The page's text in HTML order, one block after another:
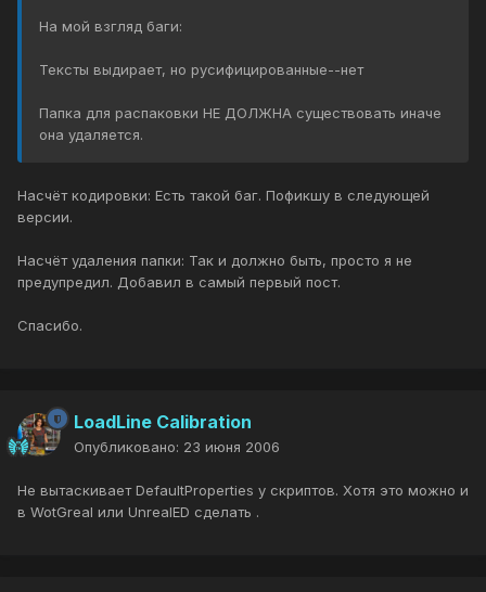
На мой взгляд баги:
Тексты выдирает, но русифицированные--нет
Папка для распаковки НЕ ДОЛЖНА существовать иначе
она удаляется.
Насчёт кодировки: Есть такой баг. Пофикшу в следующей
версии.
Насчёт удаления папки: Так и должно быть, просто я не
предупредил. Добавил в самый первый пост.
Спасибо.
LoadLine Calibration
Опубликовано: 23 июня 2006
Не вытаскивает DefaultProperties у скриптов. Хотя это можно и
в WotGreal или UnrealED сделать .